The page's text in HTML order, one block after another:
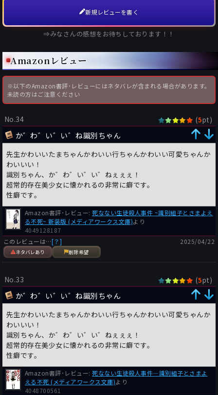
新規レビューを書く
⇒みなさんの感想をお待ちしております！！
Amazonレビュー
※以下のAmazon書評･レビューにはネタバレが含まれる場合があります。
未読の方はご注意ください
No.34 (5pt)
か゛わ゛い゛い゛ね識別ちゃん
先生かわいいたまちゃんかわいい行ちゃんかわいい可愛ちゃんか
わいいい！
識別ちゃん、か゛わ゛い゛い゛ねぇぇぇ！
超常的存在美少女に懐かれるの非常に癖です。
性癖です。
Amazon書評･レビュー:死なない生徒殺人事件 ~識別組子とさまよえ
る不死~ 新装版 (メディアワークス文庫)より
4049128187
このレビューは…[？]
ネタバレあり 削除希望
2025/04/22
No.33 (5pt)
か゛わ゛い゛い゛ね識別ちゃん
先生かわいいたまちゃんかわいい行ちゃんかわいい可愛ちゃんか
わいいい！
識別ちゃん、か゛わ゛い゛い゛ねぇぇぇ！
超常的存在美少女に懐かれるの非常に癖です。
性癖です。
Amazon書評･レビュー:死なない生徒殺人事件―識別組子とさまよ
える不死 (メディアワークス文庫)より
4048700561